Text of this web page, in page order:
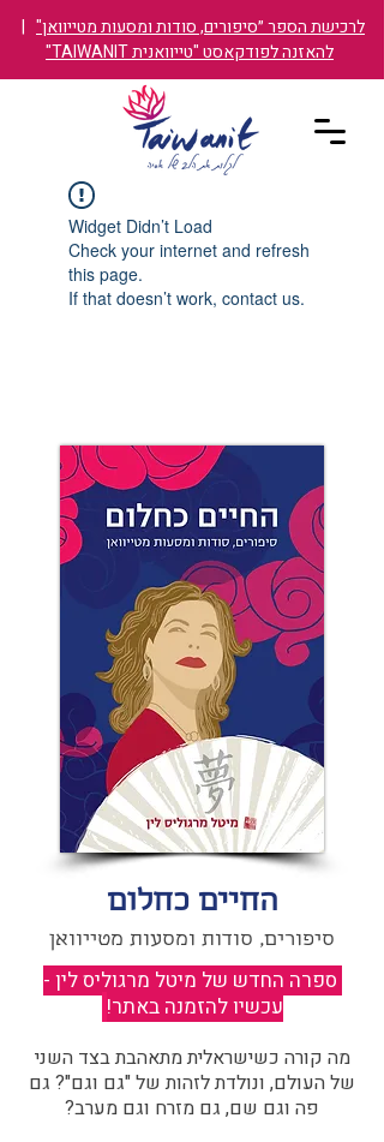
לרכישת הספר ״סיפורים, סודות ומסעות מטייוואן" |
להאזנה לפודקאסט "טייוואנית TAIWANIT"
Widget Didn’t Load
Check your internet and refresh
this page.
If that doesn’t work, contact us.
החיים כחלום
סיפורים, סודות ומסעות מטייוואן
ספרה החדש של מיטל מרגוליס לין -
עכשיו להזמנה באתר!
מה קורה כשישראלית מתאהבת בצד השני
של העולם, ונולדת לזהות של "גם וגם"? גם
פה וגם שם, גם מזרח וגם מערב?​​